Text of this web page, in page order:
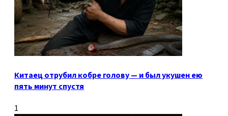
Китаец отрубил кобре голову — и был укушен ею
пять минут спустя
1